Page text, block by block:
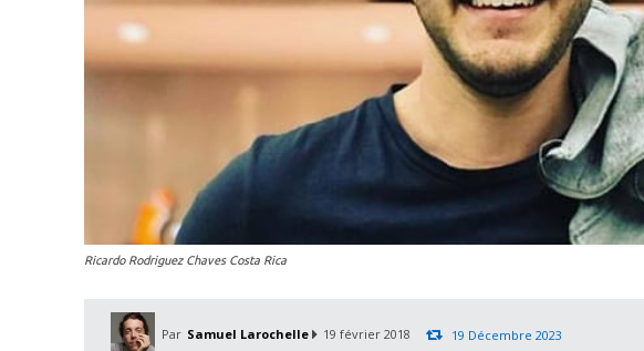
Ricardo Rodriguez Chaves Costa Rica
Par Samuel Larochelle 19 février 2018 19 Décembre 2023